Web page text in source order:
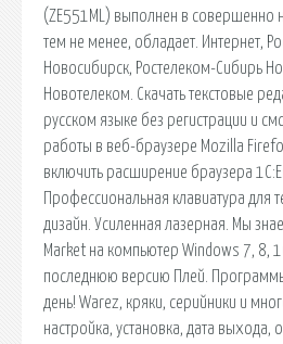
(ZE551ML) выполнен в совершенно
тем не менее, обладает. Интернет,
Новосибирск, Ростелеком-Сибирь
Новотелеком. Скачать текстовые
русском языке без регистрации и
работы в веб-браузере Mozilla
включить расширение браузера
Профессиональная клавиатура для
дизайн. Усиленная лазерная. Мы
Market на компьютер Windows 7, 8,
последнюю версию Плей.
день! Warez, кряки, серийники и
настройка, установка, дата выхода,